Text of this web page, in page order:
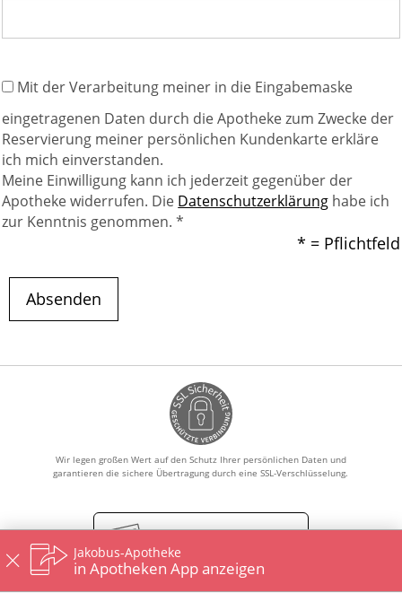
Mit der Verarbeitung meiner in die Eingabemaske
eingetragenen Daten durch die Apotheke zum Zwecke der
Reservierung meiner persönlichen Kundenkarte erkläre
ich mich einverstanden.
Meine Einwilligung kann ich jederzeit gegenüber der
Apotheke widerrufen. Die Datenschutzerklärung habe ich
zur Kenntnis genommen. *
* = Pflichtfeld
Absenden
Wir legen großen Wert auf den Schutz Ihrer persönlichen Daten und
garantieren die sichere Übertragung durch eine SSL-Verschlüsselung.
Vertrag widerrufen
Jakobus-Apotheke
in Apotheken App anzeigen